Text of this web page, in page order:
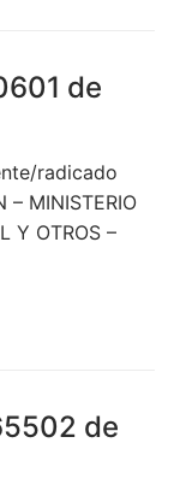
de
radicado
MINISTERIO
Y OTROS –
de